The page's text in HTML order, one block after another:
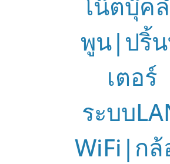
พูน|ปริ้
เตอร์
ระบบ
WiFi|กล้